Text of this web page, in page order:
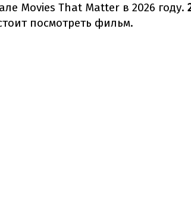
Movies That Matter в 2026 году.
посмотреть фильм.